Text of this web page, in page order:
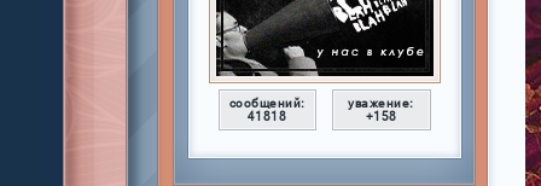
сообщений:
41818
уважение:
+158